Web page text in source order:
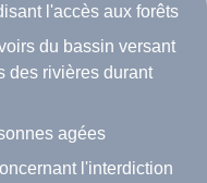
l'accès aux forêts
du bassin versant
des rivières durant
agées
l'interdiction